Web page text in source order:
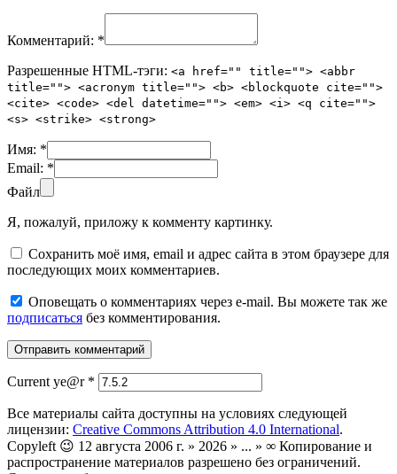
Комментарий: *
Разрешенные HTML-тэги: <a href="" title=""> <abbr
title=""> <acronym title=""> <b> <blockquote cite="">
<cite> <code> <del datetime=""> <em> <i> <q cite="">
<s> <strike> <strong>
Имя: *
Email: *
Файл
Я, пожалуй, приложу к комменту картинку.
Сохранить моё имя, email и адрес сайта в этом браузере для
последующих моих комментариев.
Оповещать о комментариях через e-mail. Вы можете так же
подписаться без комментирования.
Current ye@r *
Все материалы сайта доступны на условиях следующей
лицензии: Creative Commons Attribution 4.0 International.
Copyleft 😉 12 августа 2006 г. » 2026 » ... » ∞ Копирование и
распространение материалов разрешено без ограничений.